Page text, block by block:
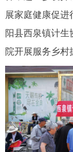
展家庭健康促
阳县西泉镇计
院开展服务乡村